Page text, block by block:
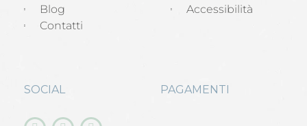
Blog
Contatti
SOCIAL
Accessibilità
PAGAMENTI